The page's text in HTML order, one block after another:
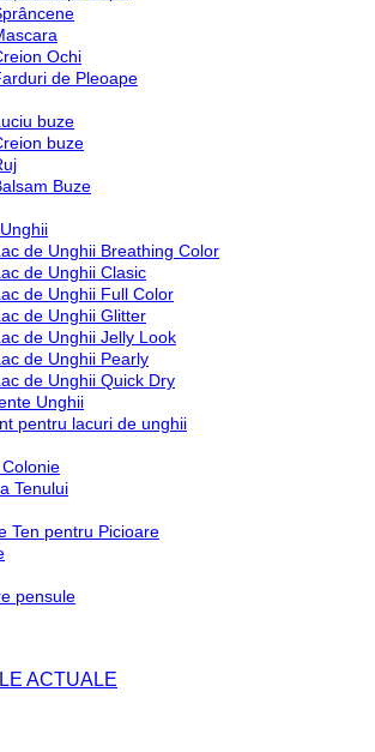
Ochi
de Pleoape
buze
buze
Buze
de Unghii Breathing Color
de Unghii Clasic
de Unghii Full Color
de Unghii Glitter
de Unghii Jelly Look
de Unghii Pearly
de Unghii Quick Dry
Unghii
pentru lacuri de unghii
Tenului
Ten pentru Picioare
pensule
ACTUALE